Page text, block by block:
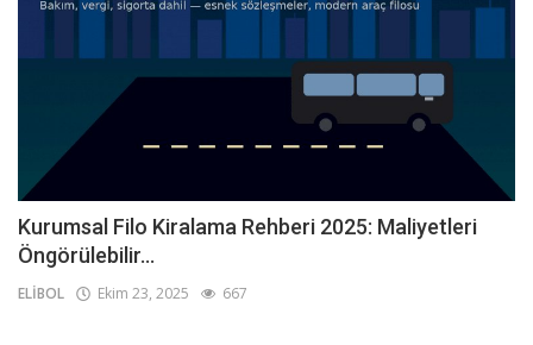
Kurumsal Filo Kiralama Rehberi 2025: Maliyetleri
Öngörülebilir...
ELİBOL Ekim 23, 2025 667